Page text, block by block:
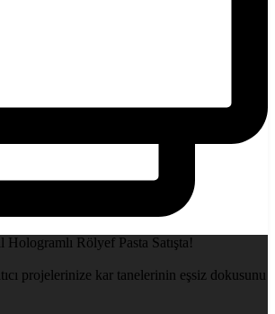
Rölyef Pasta Satışta!
projelerinize kar tanelerinin eşsiz dokusunu